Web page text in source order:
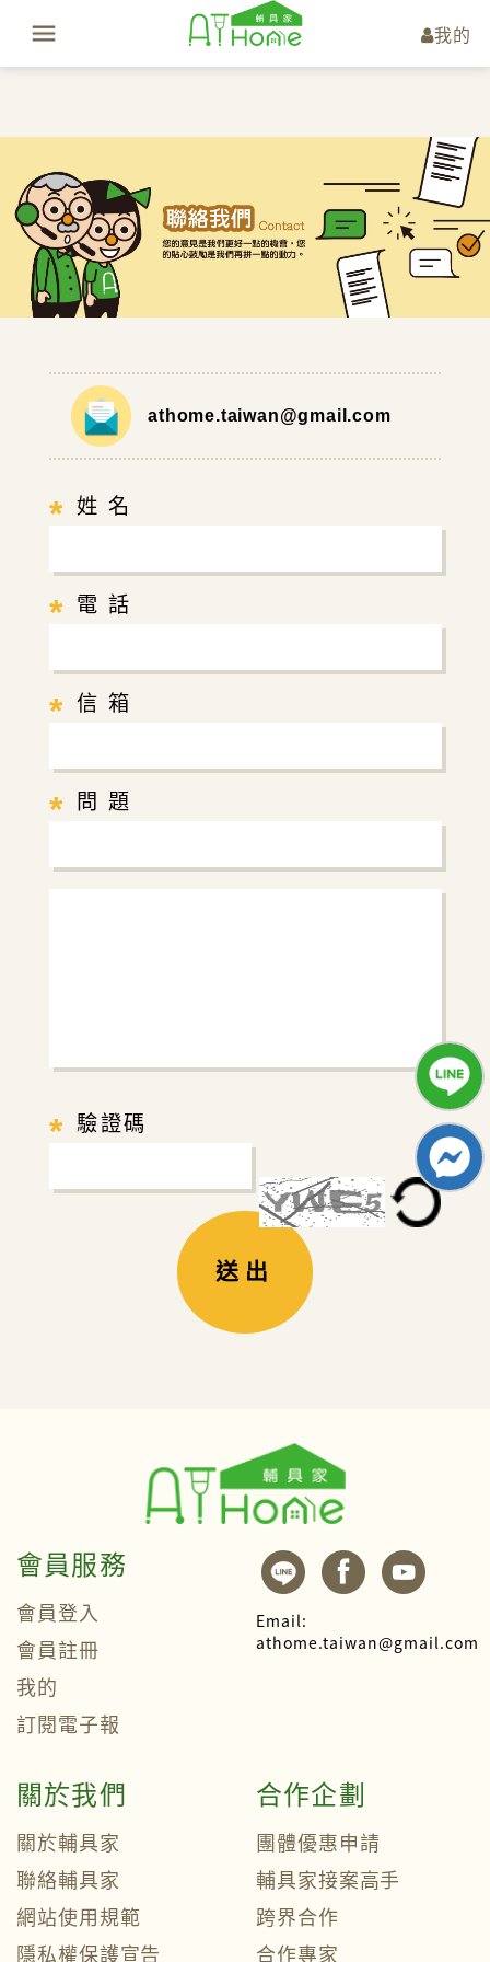
我的
athome.taiwan@gmail.com
* 姓 名
* 電 話
* 信 箱
* 問 題
* 驗證碼
送出
會員服務
會員登入
會員註冊
我的
訂閱電子報
Email:
athome.taiwan@gmail.com
關於我們
關於輔具家
聯絡輔具家
網站使用規範
隱私權保護宣告
合作企劃
團體優惠申請
輔具家接案高手
跨界合作
合作專家